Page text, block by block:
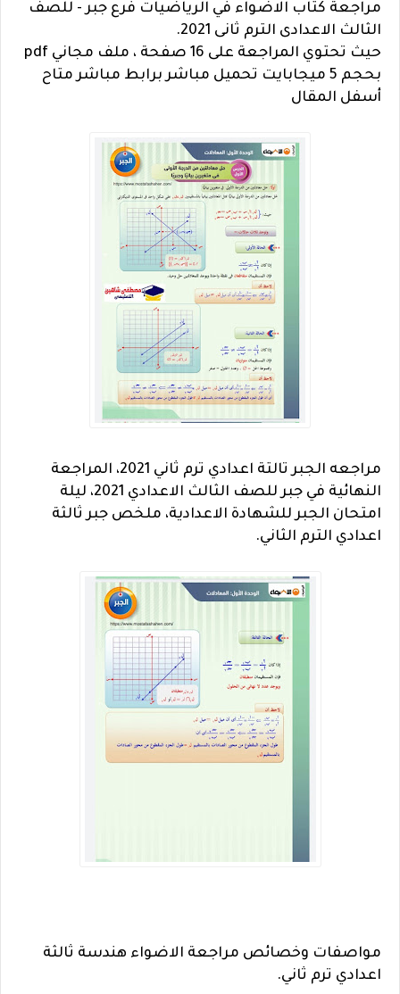
مراجعة كتاب الاضواء في الرياضيات فرع جبر - للصف
الثالث الاعدادى الترم ثانى 2021.
حيث تحتوي المراجعة على 16 صفحة ، ملف مجاني pdf
بحجم 5 ميجابايت تحميل مباشر برابط مباشر متاح
أسفل المقال
مراجعه الجبر تالتة اعدادي ترم ثاني 2021، المراجعة
النهائية في جبر للصف الثالث الاعدادي 2021، ليلة
امتحان الجبر للشهادة الاعدادية، ملخص جبر ثالثة
اعدادي الترم الثاني.
مواصفات وخصائص مراجعة الاضواء هندسة ثالثة
اعدادي ترم ثاني.